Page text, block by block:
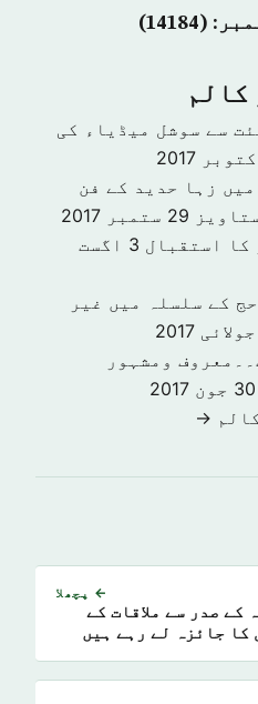
كالم
سے سوشل میڈیاء کی
میں زہا حدید کے فن
29 ستمبر 2017
کا استقبال
3 اگست
کے سلسلہ میں غیر
ومشہور
30 جون 2017
→
← پچھلا
کے صدر سے ملاقات کے
کا جائزہ لے رہے ہیں